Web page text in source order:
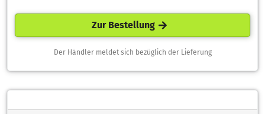
Zur Bestellung
Der Händler meldet sich bezüglich der Lieferung